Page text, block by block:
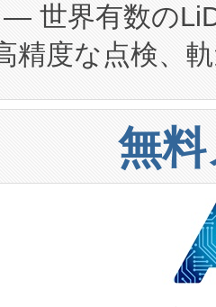
、施設設計・
転および知的
ングカリキュ
化段階におけ
立ち上げ調整
のバイオ
について、自
性もあります
のAI搭載プラ
、運用に至る
、確保する事
ータセンター
な負担をかけ
減という課題
にし、ピーク
可能な電力容
世界有数の
精度な点検、
けるバルク材
Avia 2」を発
1,000メート
切り替えるこ
どの細かな対
ットにより、
無